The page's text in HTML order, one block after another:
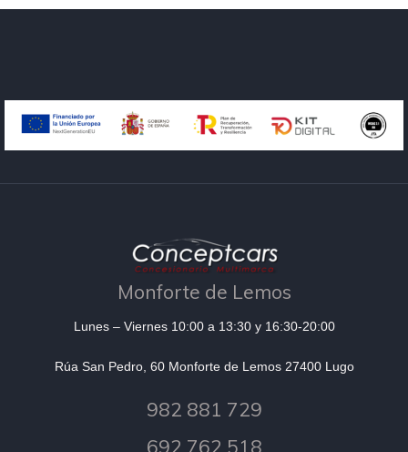
Monforte de Lemos
Lunes – Viernes 10:00 a 13:30 y 16:30-20:00
Rúa San Pedro, 60 Monforte de Lemos 27400 Lugo
982 881 729
692 762 518